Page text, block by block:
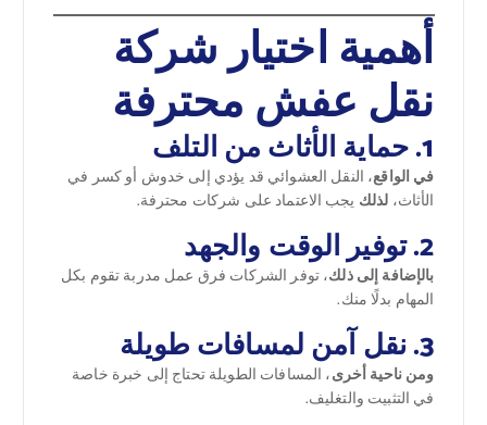
أهمية اختيار شركة
نقل عفش محترفة
1. حماية الأثاث من التلف
في الواقع، النقل العشوائي قد يؤدي إلى خدوش أو كسر في
الأثاث، لذلك يجب الاعتماد على شركات محترفة.
2. توفير الوقت والجهد
بالإضافة إلى ذلك، توفر الشركات فرق عمل مدربة تقوم بكل
المهام بدلًا منك.
3. نقل آمن لمسافات طويلة
ومن ناحية أخرى، المسافات الطويلة تحتاج إلى خبرة خاصة
في التثبيت والتغليف.